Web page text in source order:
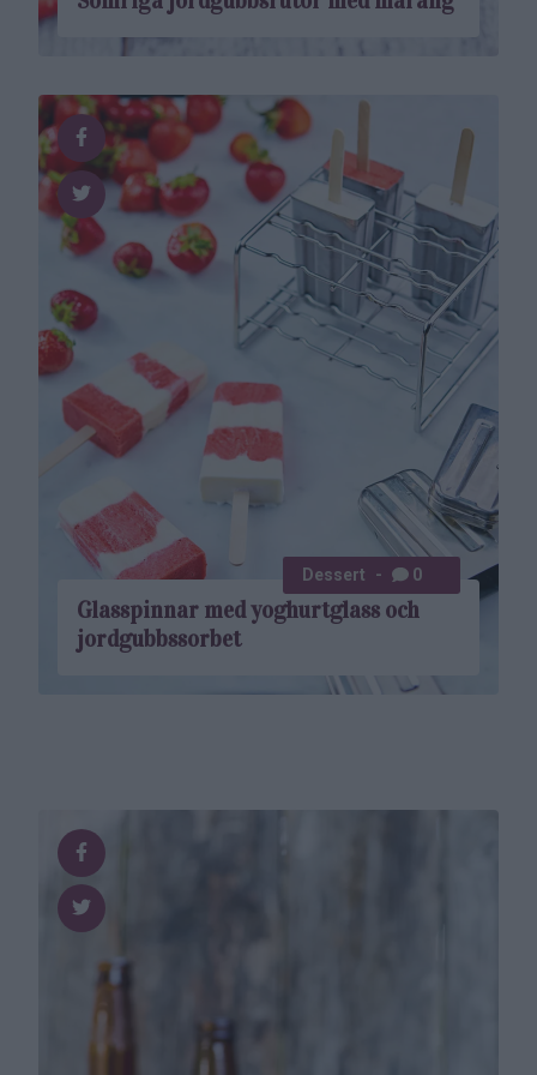
Glasspinnar med yoghurt­glass och
jordgubbs­sorbet
Dessert 0